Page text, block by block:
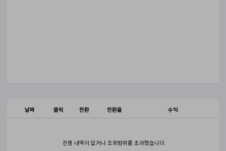
날짜 클릭 전환 전환율 수익
진행 내역이 없거나 조회범위를 초과했습니다.